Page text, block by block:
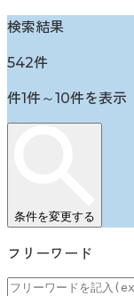
検索結果
542件
件1件～10件を表示
条件を変更する
フリーワード